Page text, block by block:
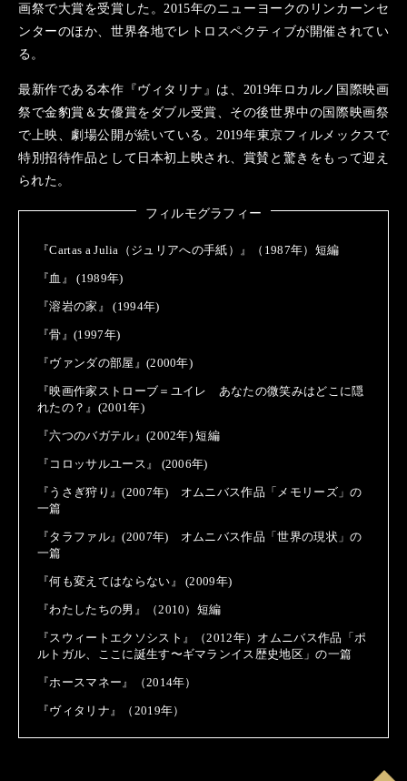
画祭で大賞を受賞した。2015年のニューヨークのリンカーンセ
ンターのほか、世界各地でレトロスペクティブが開催されてい
る。
最新作である本作『ヴィタリナ』は、2019年ロカルノ国際映画
祭で金豹賞＆女優賞をダブル受賞、その後世界中の国際映画祭
で上映、劇場公開が続いている。2019年東京フィルメックスで
特別招待作品として日本初上映され、賞賛と驚きをもって迎え
られた。
フィルモグラフィー
『Cartas a Julia（ジュリアへの手紙）』（1987年）短編
『血』 (1989年)
『溶岩の家』 (1994年)
『骨』(1997年)
『ヴァンダの部屋』(2000年)
『映画作家ストローブ＝ユイレ あなたの微笑みはどこに隠
れたの？』(2001年)
『六つのバガテル』(2002年) 短編
『コロッサルユース』 (2006年)
『うさぎ狩り』(2007年) オムニバス作品「メモリーズ」の
一篇
『タラファル』(2007年) オムニバス作品「世界の現状」の
一篇
『何も変えてはならない』 (2009年)
『わたしたちの男』（2010）短編
『スウィートエクソシスト』（2012年）オムニバス作品「ポ
ルトガル、ここに誕生す〜ギマランイス歴史地区」の一篇
『ホースマネー』（2014年）
『ヴィタリナ』（2019年）